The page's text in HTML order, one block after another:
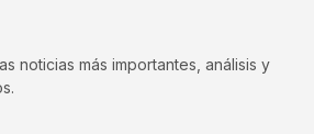
noticias más importantes, análisis y